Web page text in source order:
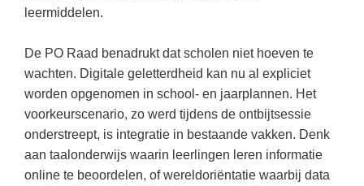
Godsdienstonderwijs
Kerstfeest
Kinderboekenweek
Kleurplaten
Mediawijsheid
Sociale vaardigheden
Taalvaardigheid
Vakoverstijgend
Verzorging
MEER...
AI voor het onderwijs
leermiddelen.
De PO Raad benadrukt dat scholen niet hoeven te
wachten. Digitale geletterdheid kan nu al expliciet
worden opgenomen in school- en jaarplannen. Het
voorkeurscenario, zo werd tijdens de ontbijtsessie
onderstreept, is integratie in bestaande vakken. Denk
aan taalonderwijs waarin leerlingen leren informatie
online te beoordelen, of wereldoriëntatie waarbij data